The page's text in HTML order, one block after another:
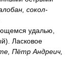
сокол-
удалью,
Ласковое
Пётр Андреич,